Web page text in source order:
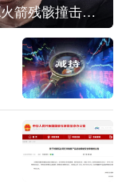
SpaceX火箭残骸撞击月球